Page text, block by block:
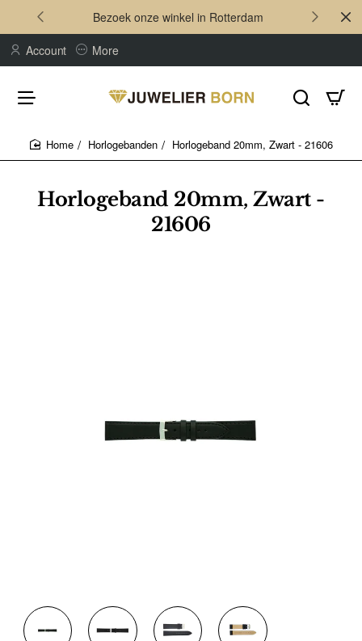
Bezoek onze winkel in Rotterdam
Account More
Horlogeband 20mm, Zwart -
21606
Horlogebanden Horlogeband 20mm, Zwart - 21606